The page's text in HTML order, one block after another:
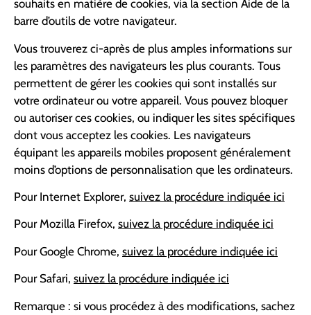
souhaits en matière de cookies, via la section Aide de la
barre d’outils de votre navigateur.
Vous trouverez ci-après de plus amples informations sur
les paramètres des navigateurs les plus courants. Tous
permettent de gérer les cookies qui sont installés sur
votre ordinateur ou votre appareil. Vous pouvez bloquer
ou autoriser ces cookies, ou indiquer les sites spécifiques
dont vous acceptez les cookies. Les navigateurs
équipant les appareils mobiles proposent généralement
moins d’options de personnalisation que les ordinateurs.
Pour Internet Explorer, suivez la procédure indiquée ici
Pour Mozilla Firefox, suivez la procédure indiquée ici
Pour Google Chrome, suivez la procédure indiquée ici
Pour Safari, suivez la procédure indiquée ici
Remarque : si vous procédez à des modifications, sachez